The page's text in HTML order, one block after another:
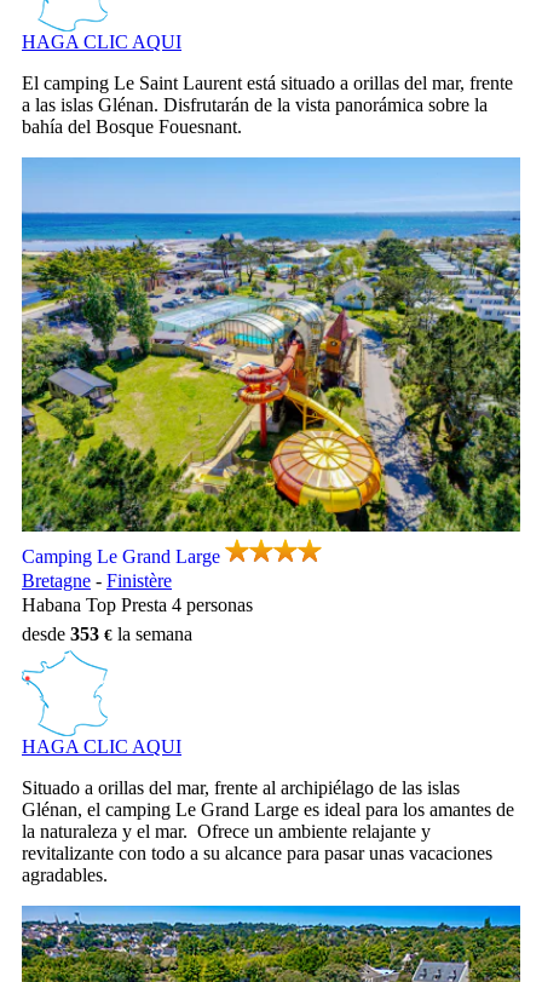
HAGA CLIC AQUI
El camping Le Saint Laurent está situado a orillas del mar, frente
a las islas Glénan. Disfrutarán de la vista panorámica sobre la
bahía del Bosque Fouesnant.
Camping Le Grand Large, Camping Bretagne
Camping Le Grand Large
Bretagne - Finistère
Habana Top Presta 4 personas
desde 353 la semana
HAGA CLIC AQUI
Situado a orillas del mar, frente al archipiélago de las islas
Glénan, el camping Le Grand Large es ideal para los amantes de
la naturaleza y el mar. Ofrece un ambiente relajante y
revitalizante con todo a su alcance para pasar unas vacaciones
agradables.